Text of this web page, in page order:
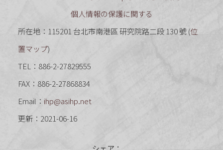
個人情報の保護に関する
所在地：115201 台北市南港區 研究院路二段 130 號 (位
置マップ)
TEL：886-2-27829555
FAX：886-2-27868834
Email： ihp@asihp.net
更新：2021-06-16